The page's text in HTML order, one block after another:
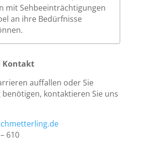
mit Sehbeeinträchtigungen
an ihre Bedürfnisse
Kontakt
auffallen oder Sie
kontaktieren Sie uns
610